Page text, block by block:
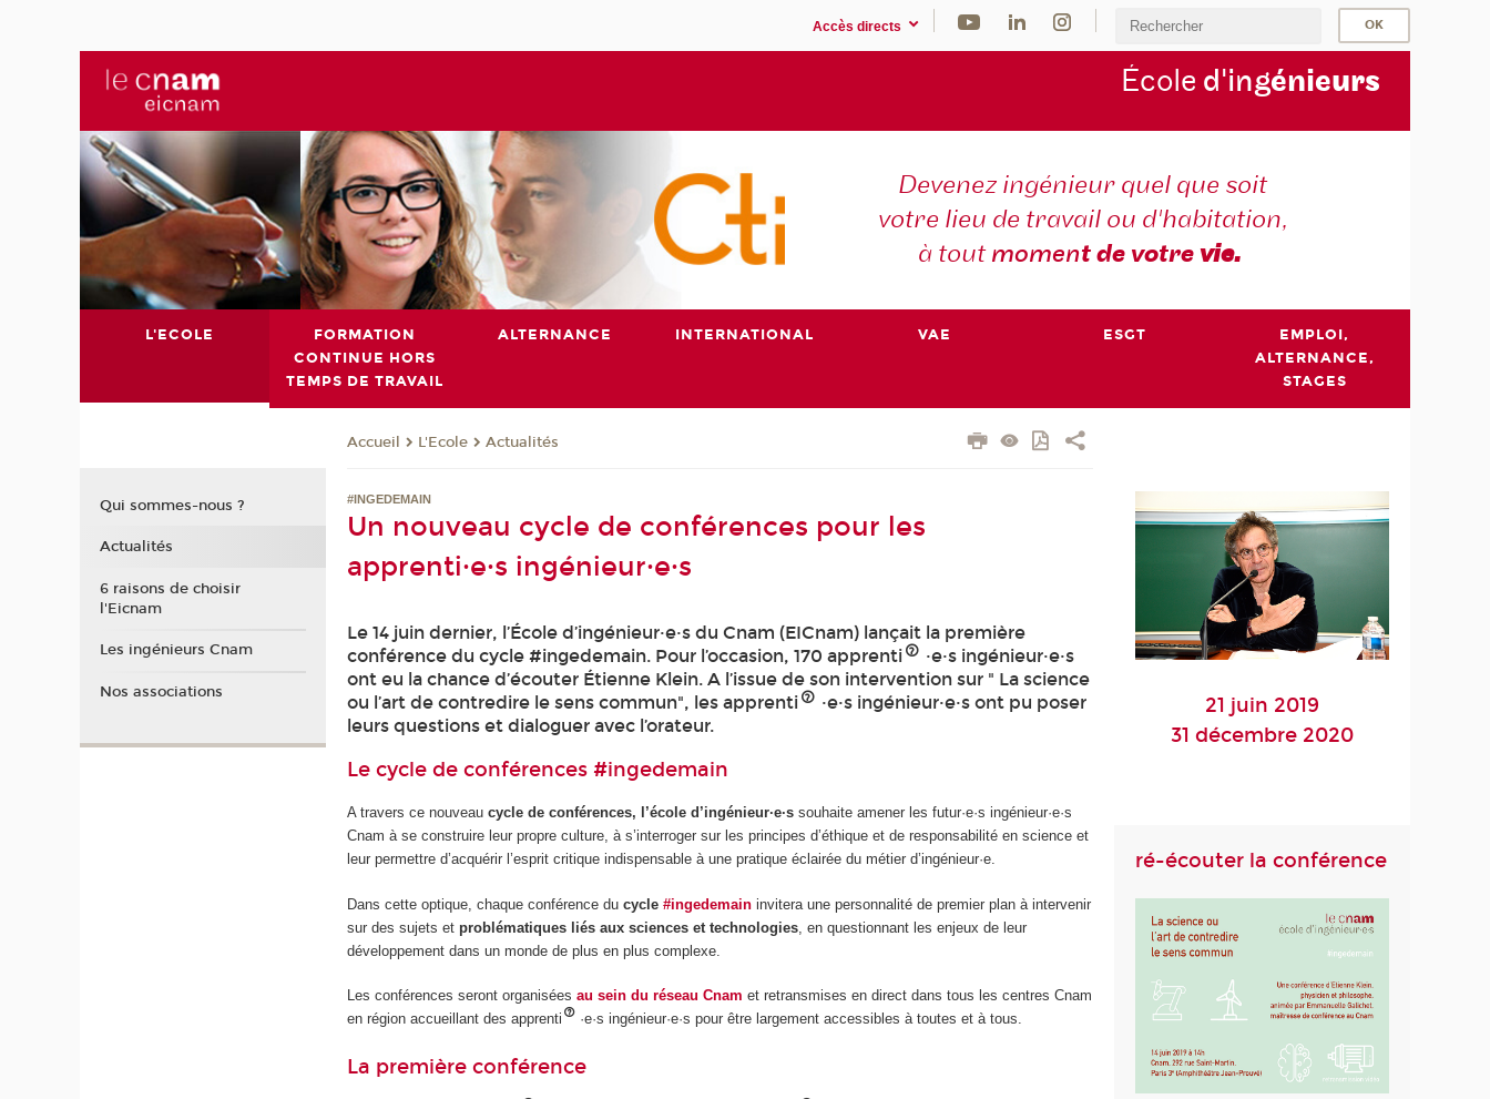
Accès directs
École d'ingénieurs
Devenez ingénieur quel que soit
votre lieu de travail ou d'habitation,
à toutmoment de votrevie.
L'ECOLE
FORMATION
CONTINUE HORS
TEMPS DE TRAVAIL
ALTERNANCE INTERNATIONAL VAE ESGT
EMPLOI,
ALTERNANCE,
STAGES
Accueil L'Ecole Actualités
#INGEDEMAIN
Un nouveau cycle de conférences pour les
apprenti·e·s ingénieur·e·s
Le 14 juin dernier, l’École d’ingénieur·e·s du Cnam (EICnam) lançait la première
conférence du cycle #ingedemain. Pour l’occasion, 170 apprenti
·e·s ingénieur·e·s
ont eu la chance d’écouter Étienne Klein. A l’issue de son intervention sur " La science
ou l’art de contredire le sens commun", les apprenti
·e·s ingénieur·e·s ont pu poser
leurs questions et dialoguer avec l’orateur.
Le cycle de conférences#ingedemain
A travers ce nouveaucycle de conférences, l’école d’ingénieur·e·s souhaite amener les futur·e·s ingénieur·e·s
Cnam à se construire leur propre culture, à s’interroger sur les principes d’éthique et de responsabilité en science et
leur permettre d’acquérir l’esprit critique indispensable à une pratique éclairée du métier d’ingénieur·e.
Dans cette optique, chaque conférence ducycle#ingedemain invitera une personnalité de premier plan à intervenir
sur des sujets etproblématiques liés aux sciences et technologies , en questionnant les enjeux de leur
développement dans un monde de plus en plus complexe.
Les conférences seront organiséesau sein du réseau Cnam et retransmises en direct dans tous les centres Cnam
en région accueillant des apprenti
·e·s ingénieur·e·s pour être largement accessibles à toutes et à tous.
La première conférence
21 juin 2019
31 décembre 2020
ré-écouter la conférence
Qui sommes-nous ?
Actualités
6 raisons de choisir
l'Eicnam
Les ingénieurs Cnam
Nos associations